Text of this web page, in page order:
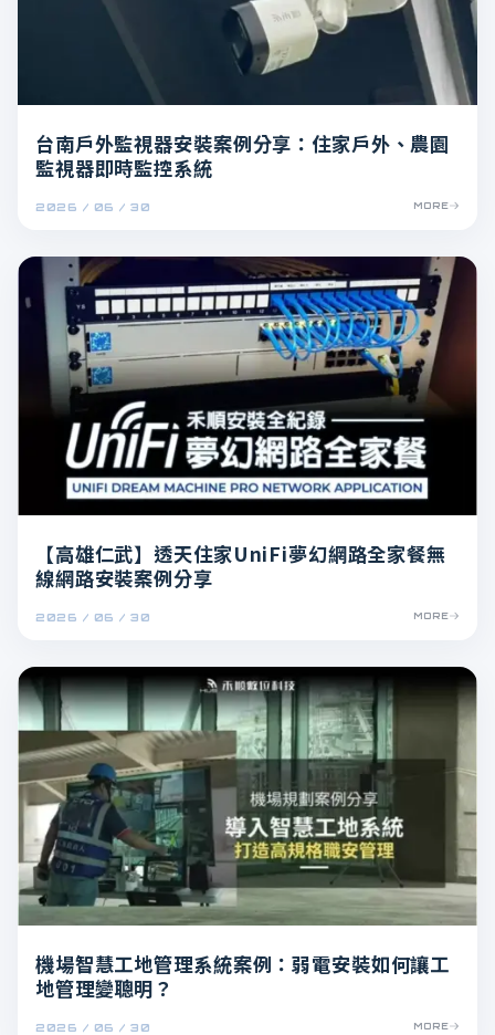
2026 / 06 / 30
台南戶外監視器安裝案例分享：住家戶外、農園
監視器即時監控系統
MORE
2026 / 06 / 30
【高雄仁武】透天住家UniFi夢幻網路全家餐無
線網路安裝案例分享
MORE
2026 / 06 / 30
機場智慧工地管理系統案例：弱電安裝如何讓工
地管理變聰明？
MORE